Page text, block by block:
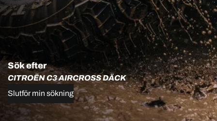
Sök efter
CITROËN C3 AIRCROSS DÄCK
Slutför min sökning